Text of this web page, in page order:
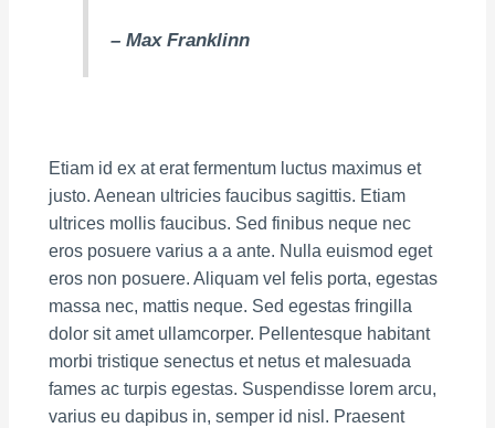
– Max Franklinn
Etiam id ex at erat fermentum luctus maximus et
justo. Aenean ultricies faucibus sagittis. Etiam
ultrices mollis faucibus. Sed finibus neque nec
eros posuere varius a a ante. Nulla euismod eget
eros non posuere. Aliquam vel felis porta, egestas
massa nec, mattis neque. Sed egestas fringilla
dolor sit amet ullamcorper. Pellentesque habitant
morbi tristique senectus et netus et malesuada
fames ac turpis egestas. Suspendisse lorem arcu,
varius eu dapibus in, semper id nisl. Praesent